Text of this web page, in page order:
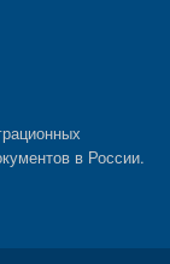
в России.